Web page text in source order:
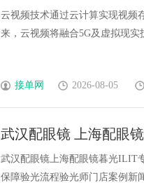
云视频技术通过云计算实现视频
来，云视频将融合5G及虚拟现
接单网 2026-08-05
武汉配眼镜 上海配眼镜
武汉配眼镜上海配眼镜暮光ILIT
保障验光流程验光师门店案例新